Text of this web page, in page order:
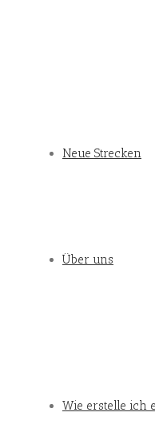
Neue Strecken
Über uns
Wie erstelle ich